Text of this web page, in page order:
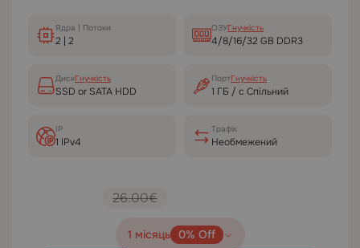
Ядра | Потоки
2 | 2
ОЗУГнучкість
4/8/16/32 GB DDR3
ДискГнучкість
SSD or SATA HDD
ПортГнучкість
1 ГБ / с Спільний
IP
1 IPv4
Трафік
Необмежений
26.00€
1 місяць 0% Off